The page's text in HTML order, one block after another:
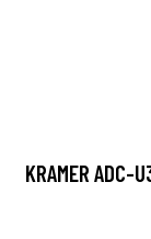
KRAMER ADC-